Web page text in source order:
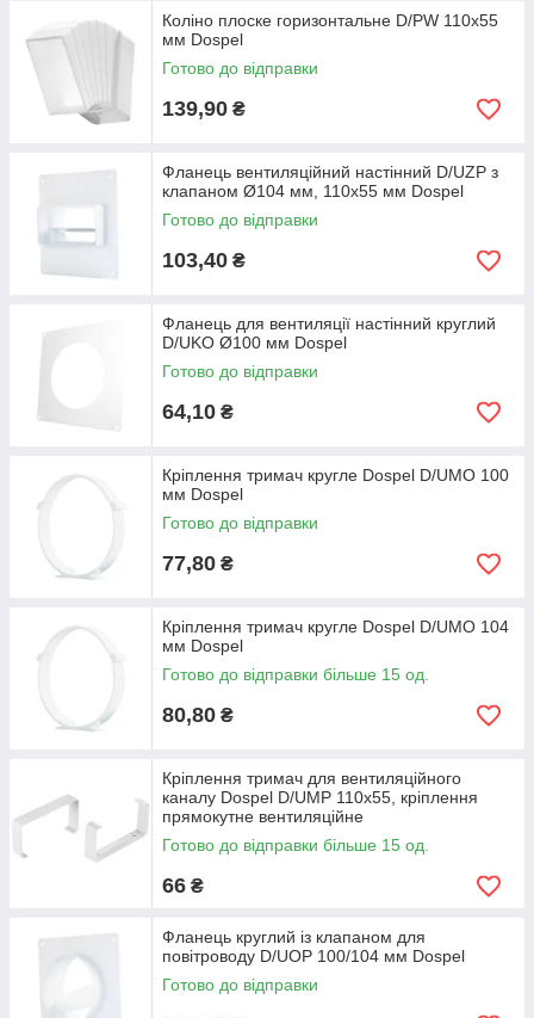
Коліно плоске горизонтальне D/PW 110x55
мм Dospel
Готово до відправки
139,90 ₴
Фланець вентиляційний настінний D/UZP з
клапаном Ø104 мм, 110х55 мм Dospel
Готово до відправки
103,40 ₴
Фланець для вентиляції настінний круглий
D/UKO Ø100 мм Dospel
Готово до відправки
64,10 ₴
Кріплення тримач кругле Dospel D/UMO 100
мм Dospel
Готово до відправки
77,80 ₴
Кріплення тримач кругле Dospel D/UMO 104
мм Dospel
Готово до відправки більше 15 од.
80,80 ₴
Кріплення тримач для вентиляційного
каналу Dospel D/UMP 110х55, кріплення
прямокутне вентиляційне
Готово до відправки більше 15 од.
66 ₴
Фланець круглий із клапаном для
повітроводу D/UOP 100/104 мм Dospel
Готово до відправки